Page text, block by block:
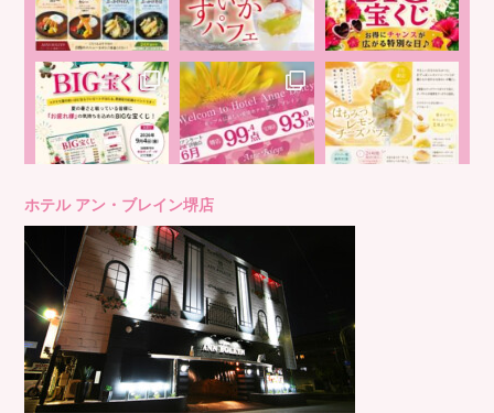
ホテル アン・ブレイン堺店